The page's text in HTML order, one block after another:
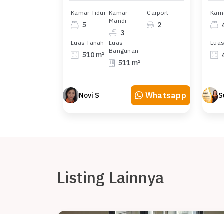
Kamar Tidur
5
Kamar
Mandi
3
Carport
2
Luas Tanah
510 m²
Luas
Bangunan
511 m²
Novi S Whatsapp
Listing Lainnya